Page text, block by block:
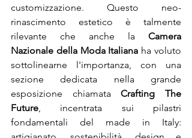
customizzazione. Questo neo-
rinascimento estetico è talmente
rilevante che anche la Camera
Nazionale della Moda Italiana ha voluto
sottolinearne l'importanza, con una
sezione dedicata nella grande
esposizione chiamata Crafting The
Future, incentrata sui pilastri
fondamentali del made in Italy: